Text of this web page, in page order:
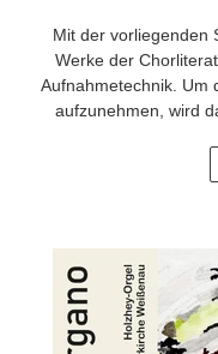
Mit der vorliegenden
Werke der
Aufnahmetechnik. Um
aufzunehmen, wird